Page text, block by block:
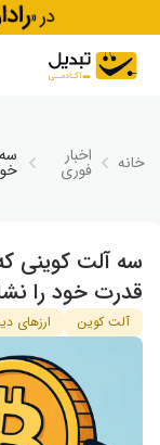
Skip to content
خانه اخبار
فوری
سه آلت ‌کوینی
قدرت خود را
آلت کوین ارزهای